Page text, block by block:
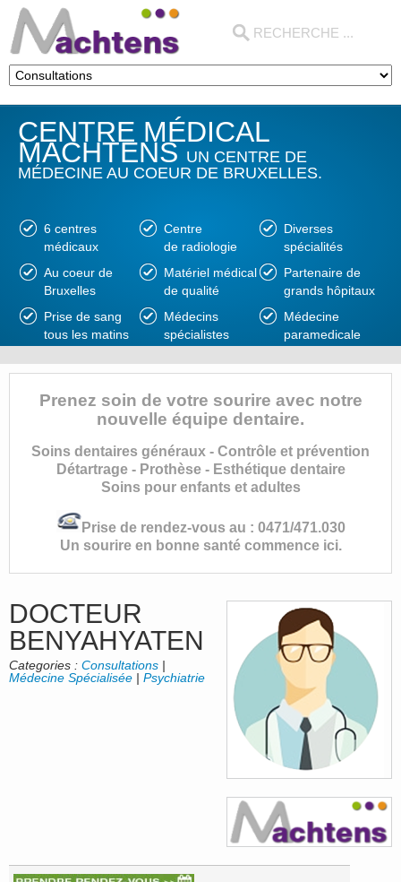
CENTRE MÉDICAL
MACHTENSUN CENTRE DE
MÉDECINE AU COEUR DE BRUXELLES.
6 centres
médicaux
Au coeur de
Bruxelles
Prise de sang
tous les matins
Centre
de radiologie
Matériel médical
de qualité
Médecins
spécialistes
Diverses
spécialités
Partenaire de
grands hôpitaux
Médecine
paramedicale
Prenez soin de votre sourire avec notre
nouvelle équipe dentaire.
Soins dentaires généraux - Contrôle et prévention
Détartrage - Prothèse - Esthétique dentaire
Soins pour enfants et adultes
Prise de rendez-vous au : 0471/471.030
Un sourire en bonne santé commence ici.
DOCTEUR
BENYAHYATEN
Categories : Consultations |
Médecine Spécialisée | Psychiatrie